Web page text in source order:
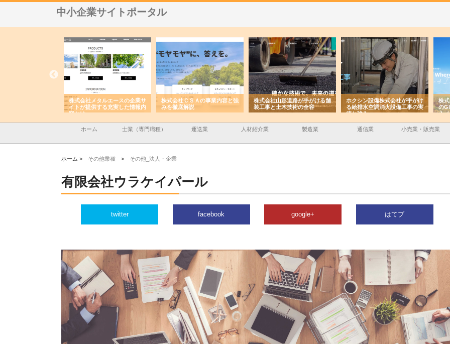
中小企業サイトポータル
株式会社メタルエースの企業サ
イトが提供する充実した情報内
容とは
株式会社ＣＳＡの事業内容と強
みを徹底解説
株式会社山形道路が手がける舗
装工事と土木技術の全容
ホクシン設備株式会社が手がけ
る給排水空調消火設備工事の実
績と強み
株
の
入
ホーム 士業（専門職種） 運送業 人材紹介業 製造業 通信業 小売業・販売業
ホーム > その他業種 > その他_法人・企業
有限会社ウラケイパール
twitter facebook google+ はてブ